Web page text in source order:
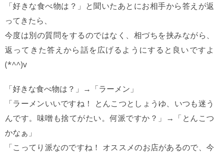
「好きな食べ物は？」と聞いたあとにお相手から答えが返
ってきたら、
今度は別の質問をするのではなく、相づちを挟みながら、
返ってきた答えから話を広げるようにすると良いですよ
(*^^)v
「好きな食べ物は？」→「ラーメン」
「ラーメンいいですね！ とんこつとしょうゆ、いつも迷う
んです。味噌も捨てがたい。何派ですか？」→「とんこつ
かなぁ」
「こってり派なのですね！ オススメのお店があるので、今